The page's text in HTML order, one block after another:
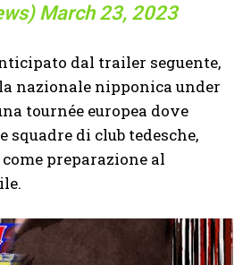
March 23, 2023
dal trailer seguente,
nazionale nipponica under
tournée europea dove
di club tedesche,
preparazione al